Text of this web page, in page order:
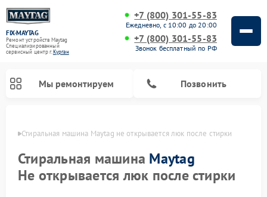
FIX-MAYTAG
Ремонт устройств Maytag
Специализированный
cервисный центр г.Курган
+7 (800) 301-55-83
Ежедневно, с 10:00 до 20:00
+7 (800) 301-55-83
Звонок бесплатный по РФ
Мы ремонтируем Позвонить
Стиральная машина Maytag не открывается люк после стирки
Стиральная машина Maytag
Не открывается люк после стирки